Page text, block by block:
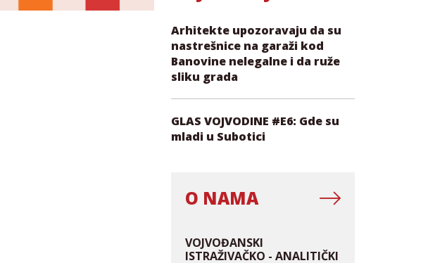
Arhitekte upozoravaju da su
nastrešnice na garaži kod
Banovine nelegalne i da ruže
sliku grada
GLAS VOJVODINE #E6: Gde su
mladi u Subotici
O NAMA
VOJVOĐANSKI
ISTRAŽIVAČKO - ANALITIČKI